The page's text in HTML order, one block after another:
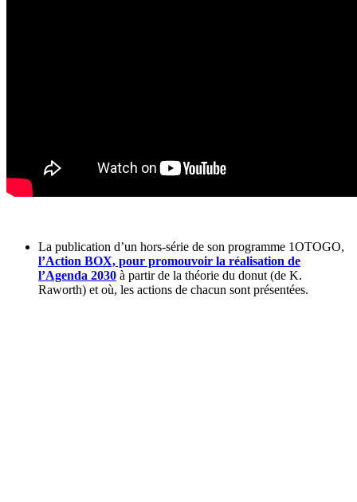
La publication d’un hors-série de son programme 1OTOGO,
l’Action BOX, pour promouvoir la réalisation de
l’Agenda 2030 à partir de la théorie du donut (de K.
Raworth) et où, les actions de chacun sont présentées.